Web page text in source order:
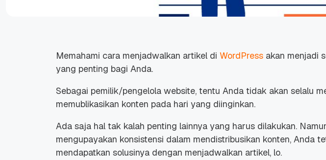
Memahami cara menjadwalkan artikel di WordPress akan menjadi
yang penting bagi Anda.
Sebagai pemilik/pengelola website, tentu Anda tidak akan selalu
memublikasikan konten pada hari yang diinginkan.
Ada saja hal tak kalah penting lainnya yang harus dilakukan.
mengupayakan konsistensi dalam mendistribusikan konten, Anda
mendapatkan solusinya dengan menjadwalkan artikel, lo.